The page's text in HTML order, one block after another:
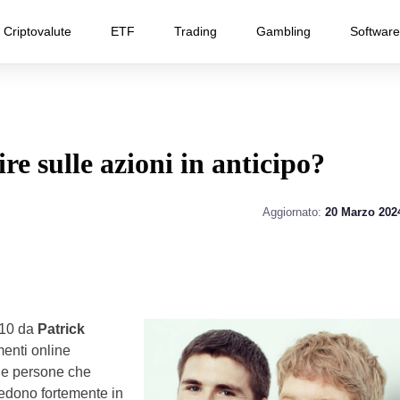
Criptovalute ETF Trading Gambling Software
sulle azioni in anticipo?
Aggiornato: 20 Marzo
da Patrick
online
persone che
fortemente in